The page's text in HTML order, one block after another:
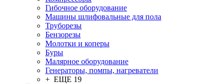
Гибочное оборудование
Машины шлифовальные для пола
Труборезы
Бензорезы
Молотки и коперы
Буры
Малярное оборудование
Генераторы, помпы, нагреватели
+ ЕЩЕ 19